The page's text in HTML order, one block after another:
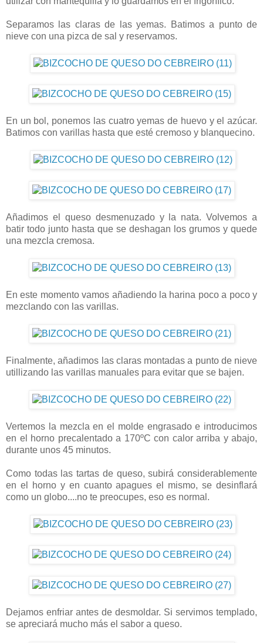
Separamos las claras de las yemas. Batimos a punto de
nieve con una pizca de sal y reservamos.
En un bol, ponemos las cuatro yemas de huevo y el azúcar.
Batimos con varillas hasta que esté cremoso y blanquecino.
Añadimos el queso desmenuzado y la nata. Volvemos a
batir todo junto hasta que se deshagan los grumos y quede
una mezcla cremosa.
En este momento vamos añadiendo la harina poco a poco y
mezclando con las varillas.
Finalmente, añadimos las claras montadas a punto de nieve
utillizando las varillas manuales para evitar que se bajen.
Vertemos la mezcla en el molde engrasado e introducimos
en el horno precalentado a 170ºC con calor arriba y abajo,
durante unos 45 minutos.
Como todas las tartas de queso, subirá considerablemente
en el horno y en cuanto apagues el mismo, se desinflará
como un globo....no te preocupes, eso es normal.
Dejamos enfriar antes de desmoldar. Si servimos templado,
se apreciará mucho más el sabor a queso.